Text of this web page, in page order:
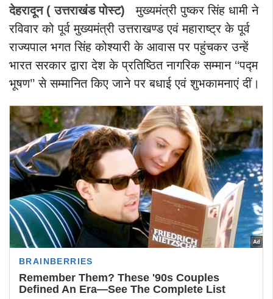
देहरादून ( उत्तराखंड पोस्ट)
मुख्यमंत्री पुष्कर सिंह धामी ने
रविवार को पूर्व मुख्यमंत्री उत्तराखण्ड एवं महाराष्ट्र के पूर्व
राज्यपाल भगत सिंह कोश्यारी के आवास पर पहुंचकर उन्हें
भारत सरकार द्वारा देश के प्रतिष्ठित नागरिक सम्मान ‘‘पद्म
भूषण’’ से सम्मानित किए जाने पर बधाई एवं शुभकामनाएं दीं।